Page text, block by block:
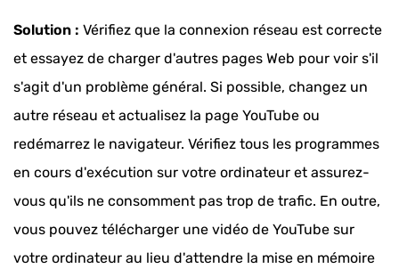
Solution : Vérifiez que la connexion réseau est correcte
et essayez de charger d'autres pages Web pour voir s'il
s'agit d'un problème général. Si possible, changez un
autre réseau et actualisez la page YouTube ou
redémarrez le navigateur. Vérifiez tous les programmes
en cours d'exécution sur votre ordinateur et assurez-
vous qu'ils ne consomment pas trop de trafic. En outre,
vous pouvez télécharger une vidéo de YouTube sur
votre ordinateur au lieu d'attendre la mise en mémoire